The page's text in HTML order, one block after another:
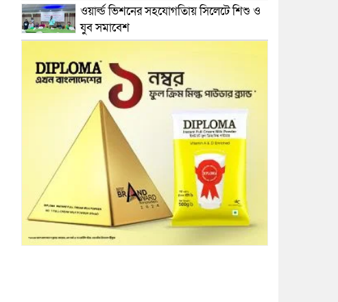
ওয়ার্ল্ড ভিশনের সহযোগতিায় সিলেটে শিশু ও
যুব সমাবেশ